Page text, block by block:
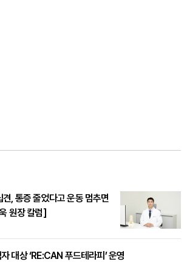
, 통증 줄었다고 운동 멈추면
원장 칼럼]
대상 ‘RE:CAN 푸드테라피’ 운영